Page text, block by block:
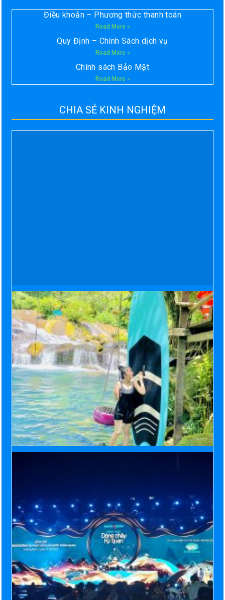
Điều khoản – Phương thức thanh toán
Read More »
Quy Định – Chính Sách dịch vụ
Read More »
Chính sách Bảo Mật
Read More »
CHIA SẺ KINH NGHIỆM